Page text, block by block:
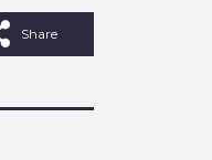
Share